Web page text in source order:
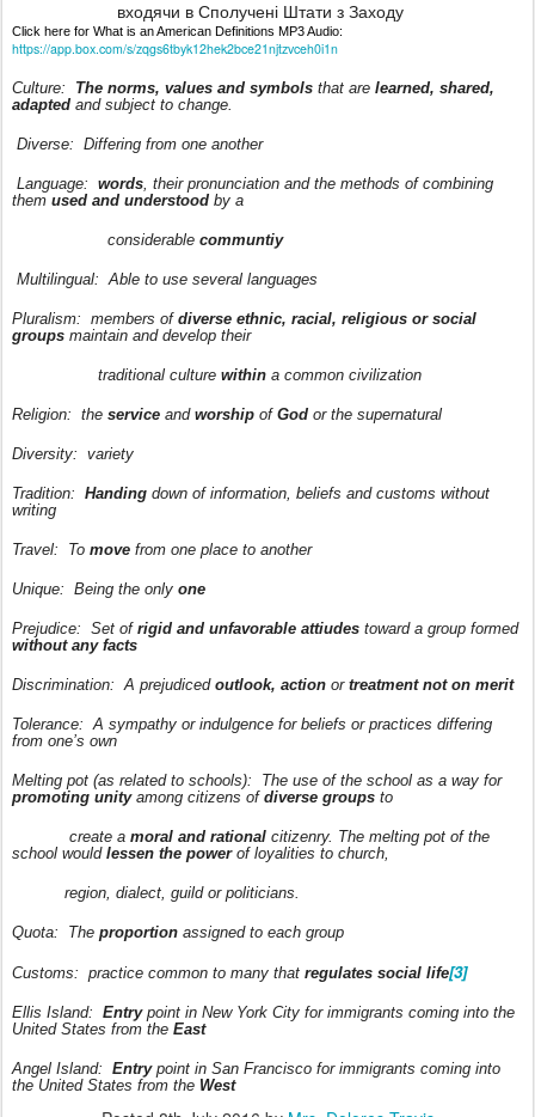
входячи в Сполучені Штати з Заходу
Click here for What is an American Definitions MP3 Audio:
https://app.box.com/s/zqgs6tbyk12hek2bce21njtzvceh0i1n
Culture: The norms, values and symbols that are learned, shared,
adapted and subject to change.
Diverse: Differing from one another
Language: words , their pronunciation and the methods of combining
them used and understood by a
considerable communtiy
Multilingual: Able to use several languages
Pluralism: members of diverse ethnic, racial, religious or social
groups maintain and develop their
traditional culture within a common civilization
Religion: the service and worship of God or the supernatural
Diversity: variety
Tradition: Handing down of information, beliefs and customs without
writing
Travel: To move from one place to another
Unique: Being the only one
Prejudice: Set of rigid and unfavorable attiudes toward a group formed
without any facts
Discrimination: A prejudiced outlook, action or treatment not on merit
Tolerance: A sympathy or indulgence for beliefs or practices differing
from one’s own
Melting pot (as related to schools):
The use of the school as a way for
promoting unityamong citizens of diverse groups to
create a moral and rational citizenry. The melting pot of the
school would lessen the powerof loyalities to church,
region, dialect, guild or politicians.
Quota: The proportion assigned to each group
Customs: practice common to many that regulates social life[3]
Ellis Island: Entrypoint in New York City for immigrants coming into the
United States from the East
Angel Island: Entrypoint in San Francisco for immigrants coming into
the United States from the West